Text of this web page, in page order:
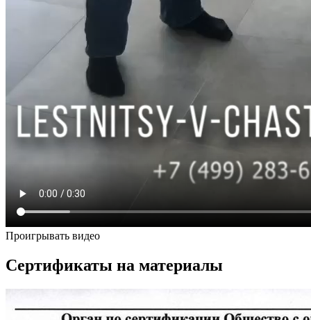
Проигрывать видео
Сертификаты на материалы